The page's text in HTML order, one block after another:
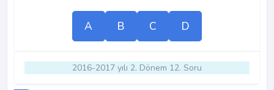
A B C D
2016-2017 yılı 2. Dönem 12. Soru